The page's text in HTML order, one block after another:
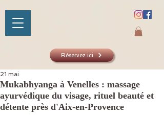
Réservez ici
Mukabhyanga à Venelles : massage
ayurvédique du visage, rituel beauté et
détente près d'Aix-en-Provence
21 mai